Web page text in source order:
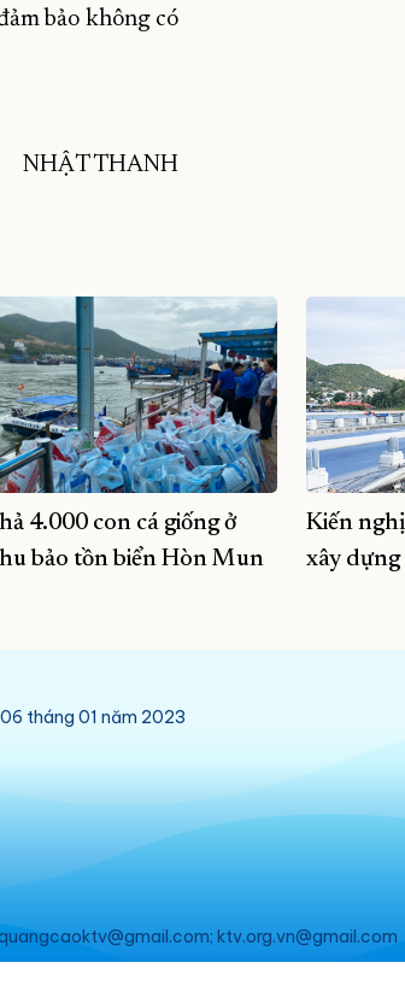
bảo không có
NHẬT THANH
4.000 con cá giống ở
bảo tồn biển Hòn Mun
Kiến
xây dựng
tháng 01 năm 2023
ktv.org.vn@gmail.com